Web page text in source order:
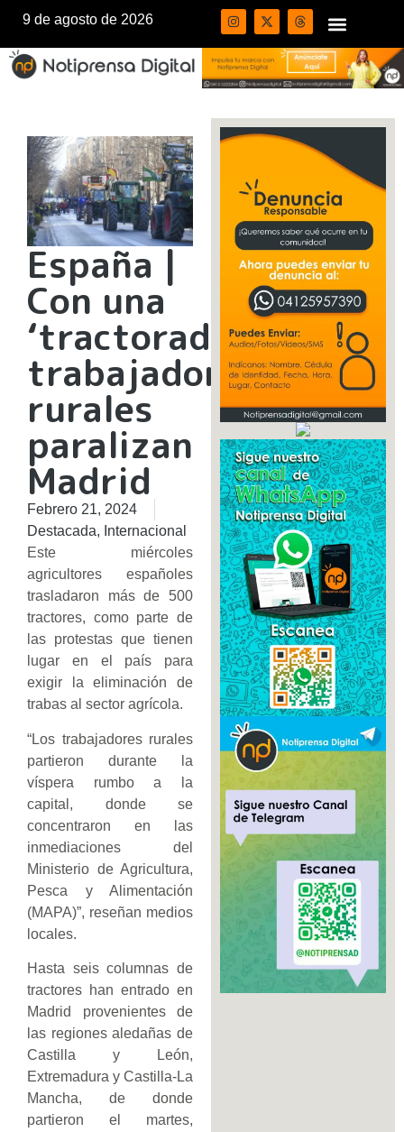
9 de agosto de 2026
España |
Con una
‘tractorada’
trabajadores
rurales
paralizan
Madrid
Febrero 21, 2024
Destacada, Internacional
Este miércoles
agricultores españoles
trasladaron más de 500
tractores, como parte de
las protestas que tienen
lugar en el país para
exigir la eliminación de
trabas al sector agrícola.
“Los trabajadores rurales
partieron durante la
víspera rumbo a la
capital, donde se
concentraron en las
inmediaciones del
Ministerio de Agricultura,
Pesca y Alimentación
(MAPA)”, reseñan medios
locales.
Hasta seis columnas de
tractores han entrado en
Madrid provenientes de
las regiones aledañas de
Castilla y León,
Extremadura y Castilla-La
Mancha, de donde
partieron el martes,